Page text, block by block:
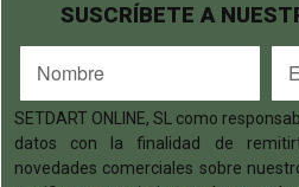
SUSCRÍBETE A
SETDART ONLINE, SL como
datos con la finalidad de
novedades comerciales sobre